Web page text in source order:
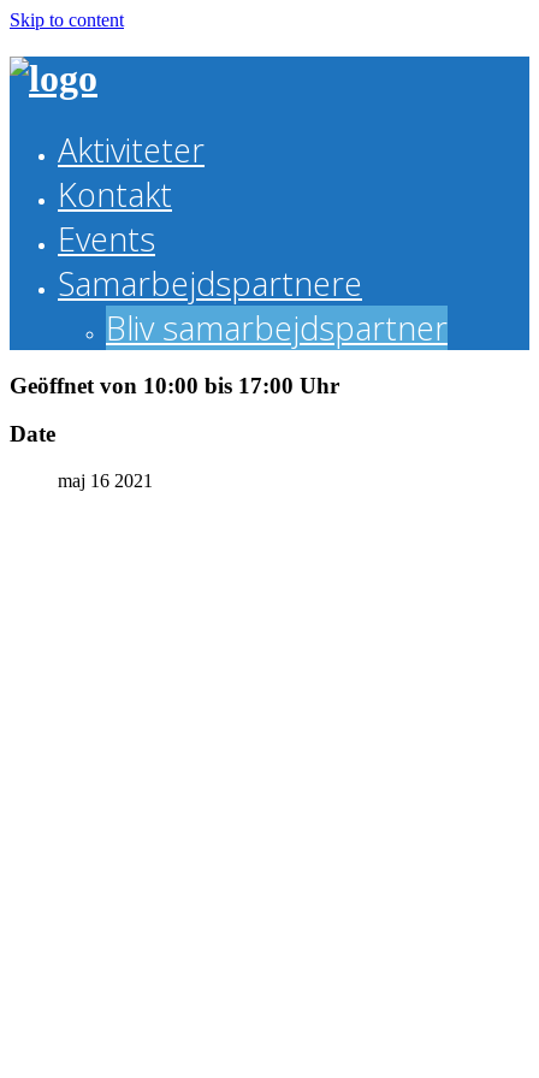
Skip to content
Aktiviteter
Kontakt
Events
Samarbejdspartnere
Bliv samarbejdspartner
Geöffnet von 10:00 bis 17:00 Uhr
Date
maj 16 2021